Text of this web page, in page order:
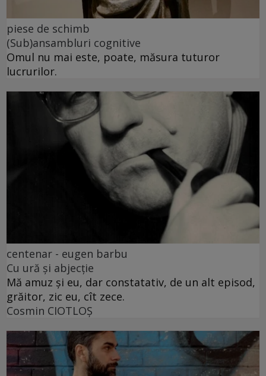
piese de schimb
(Sub)ansambluri cognitive
Omul nu mai este, poate, măsura tuturor
lucrurilor.
centenar - eugen barbu
Cu ură și abjecție
Mă amuz și eu, dar constatativ, de un alt episod,
grăitor, zic eu, cît zece.
Cosmin CIOTLOŞ